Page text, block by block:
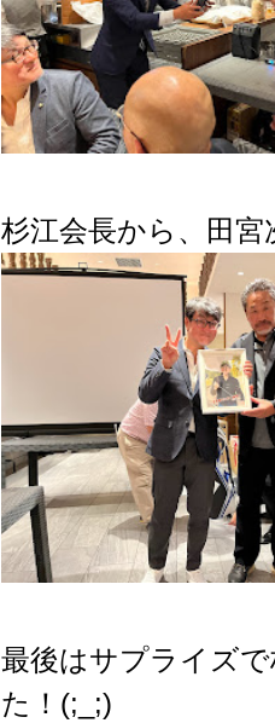
杉江会長から、田
最後はサプライズ
た！(;_;)